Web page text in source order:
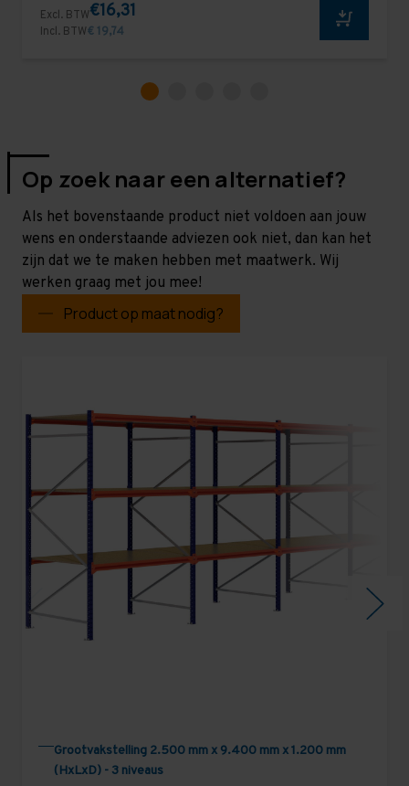
Excl. BTW€16,31
Incl. BTW€ 19,74
Op zoek naar een alternatief?
Als het bovenstaande product niet voldoen aan jouw
wens en onderstaande adviezen ook niet, dan kan het
zijn dat we te maken hebben met maatwerk. Wij
werken graag met jou mee!
Product op maat nodig?
Grootvakstelling 2.500 mm x 9.400 mm x 1.200 mm
(HxLxD) - 3 niveaus